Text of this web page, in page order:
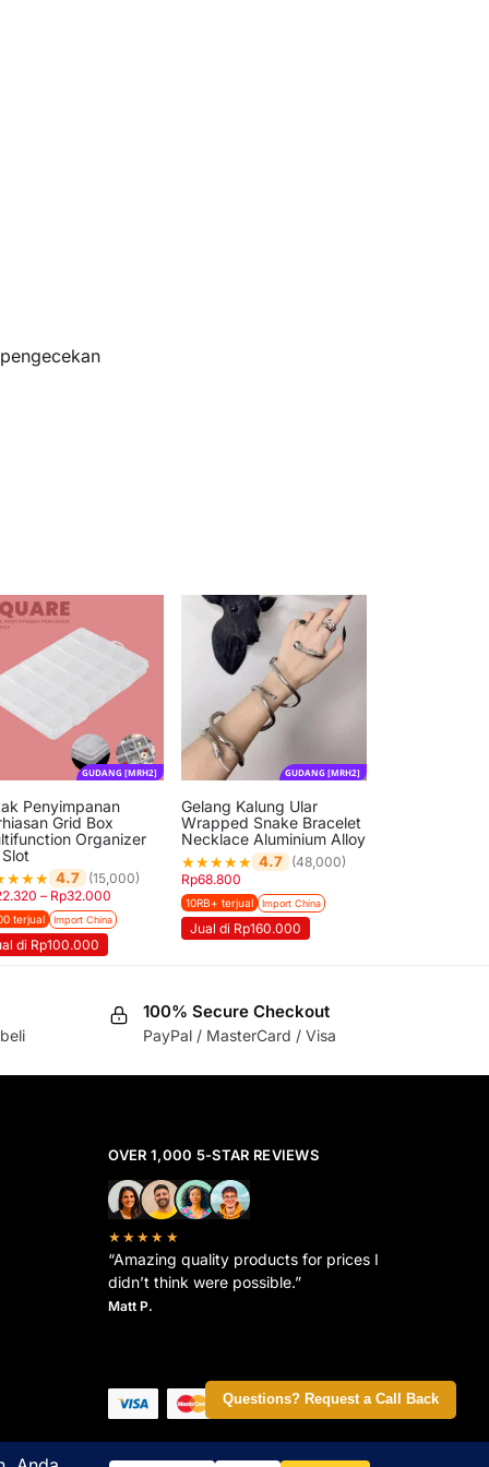
Questions? Request a Call Back
GUDANG [MRH2]
Penyimpanan
Grid Box
Organizer
★★★ 4.7 (15,000)
– Rp32.000
terjual Import China
di Rp100.000
GUDANG [MRH2]
Gelang Kalung Ular
Wrapped Snake Bracelet
Necklace Aluminium Alloy
★★★★★ 4.7
(48,000)
Rp68.800
10RB+ terjual Import China
Jual di Rp160.000
100% Secure Checkout
PayPal / MasterCard / Visa
OVER 1,000 5-STAR REVIEWS
★★★★★
“Amazing quality products for prices I
didn’t think were possible.”
Matt P.